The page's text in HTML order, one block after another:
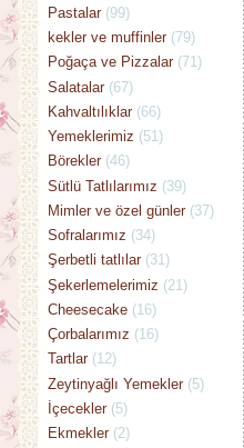
Pastalar (99)
kekler ve muffinler (79)
Poğaça ve Pizzalar (71)
Salatalar (67)
Kahvaltılıklar (66)
Yemeklerimiz (51)
Börekler (46)
Sütlü Tatlılarımız (39)
Mimler ve özel günler (37)
Sofralarımız (34)
Şerbetli tatlılar (31)
Şekerlemelerimiz (21)
Cheesecake (16)
Çorbalarımız (16)
Tartlar (12)
Zeytinyağlı Yemekler (5)
İçecekler (5)
Ekmekler (2)